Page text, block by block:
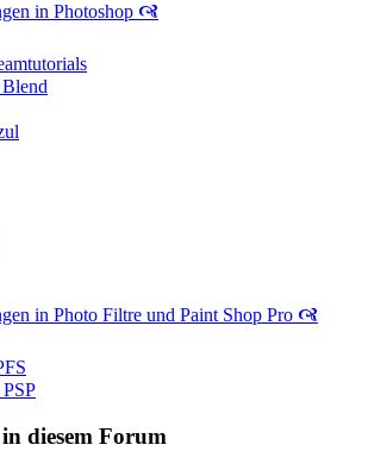
in Photoshop 🙧
in Photo Filtre und Paint Shop Pro 🙧
diesem Forum